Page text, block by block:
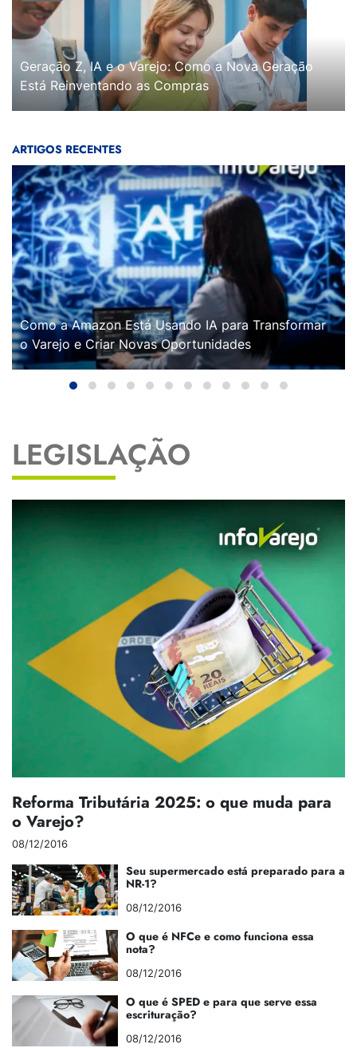
Geração Z, IA e o Varejo: Como a Nova Geração
Está Reinventando as Compras
ARTIGOS RECENTES
Como a Amazon Está Usando IA para Transformar
o Varejo e Criar Novas Oportunidades
LEGISLAÇÃO
Reforma Tributária 2025: o que muda para
o Varejo?
08/12/2016
Seu supermercado está preparado para a
NR-1?
08/12/2016
O que é NFCe e como funciona essa
nota?
08/12/2016
O que é SPED e para que serve essa
escrituração?
08/12/2016